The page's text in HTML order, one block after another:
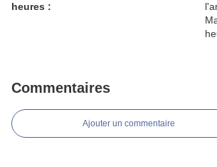
heures :
Commentaires
Ajouter un commentaire